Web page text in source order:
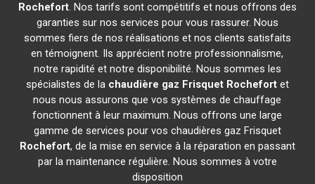
Rochefort. Nos tarifs sont compétitifs et nous offrons des
garanties sur nos services pour vous rassurer. Nous
sommes fiers de nos réalisations et nos clients satisfaits
en témoignent. Ils apprécient notre professionnalisme,
notre rapidité et notre disponibilité. Nous sommes les
spécialistes de la chaudière gaz Frisquet Rochefortet
nous nous assurons que vos systèmes de chauffage
fonctionnent à leur maximum. Nous offrons une large
gamme de services pour vos chaudières gaz Frisquet
Rochefort, de la mise en service à la réparation en passant
par la maintenance régulière. Nous sommes à votre
disposition